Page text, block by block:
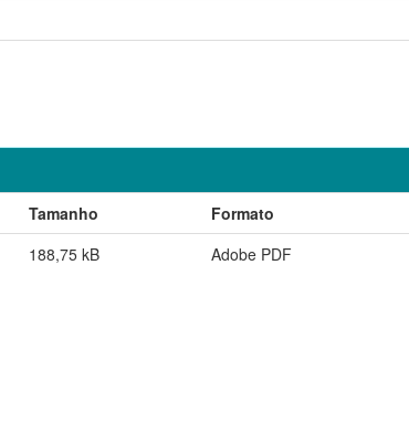
Tamanho
Formato
188,75 kB Adobe PDF